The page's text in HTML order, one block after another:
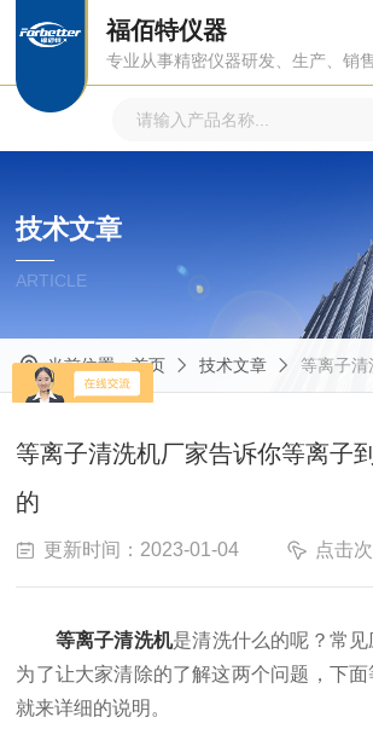
福佰特仪器
专业从事精密仪器研发、生产、销售
技术文章
ARTICLE
当前位置：首页 技术文章 等离子清洗机厂
等离子清洗机厂家告诉你等离子
的
更新时间：2023-01-04 点击
等离子清洗机是清洗什么的呢？常见
为了让大家清除的了解这两个问题，下
就来详细的说明。